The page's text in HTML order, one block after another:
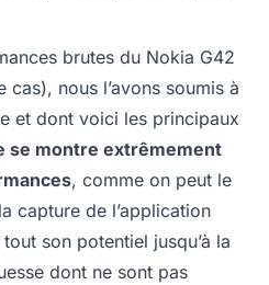
brutes du Nokia G42
nous l’avons soumis à
et dont voici les principaux
se montre extrêmement
, comme on peut le
capture de l’application
son potentiel jusqu’à la
dont ne sont pas